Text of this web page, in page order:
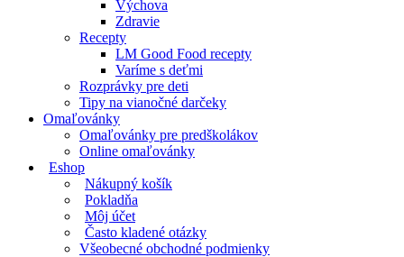
Výchova
Zdravie
Recepty
LM Good Food recepty
Varíme s deťmi
Rozprávky pre deti
Tipy na vianočné darčeky
Omaľovánky
Omaľovánky pre predškolákov
Online omaľovánky
Eshop
Nákupný košík
Pokladňa
Môj účet
Často kladené otázky
Všeobecné obchodné podmienky